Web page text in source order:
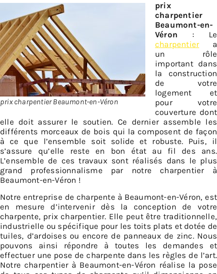
prix charpentier Beaumont-en-Véron
prix
charpentier
Beaumont-en-
Véron : Le
charpentiera
un rôle
important dans
la construction
de votre
logement et
pour votre
couverture dont
elle doit assurer le soutien. Ce dernier assemble les
différents morceaux de bois qui la composent de façon
à ce que l’ensemble soit solide et robuste. Puis, il
s’assure qu’elle reste en bon état au fil des ans.
L’ensemble de ces travaux sont réalisés dans le plus
grand professionnalisme par notre charpentier à
Beaumont-en-Véron !
Notre entreprise de charpente à Beaumont-en-Véron, est
en mesure d’intervenir dès la conception de votre
charpente, prix charpentier. Elle peut être traditionnelle,
industrielle ou spécifique pour les toits plats et dotée de
tuiles, d’ardoises ou encore de panneaux de zinc. Nous
pouvons ainsi répondre à toutes les demandes et
effectuer une pose de charpente dans les règles de l’art.
Notre charpentier à Beaumont-en-Véron réalise la pose